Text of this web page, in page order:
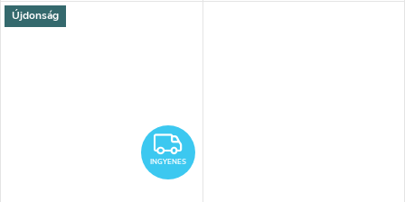
Újdonság
INGYENES
INGYENES